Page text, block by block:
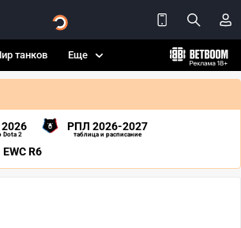
танков Еще
Dota 2
РПЛ 2026-2027
таблица и расписание
EWC R6